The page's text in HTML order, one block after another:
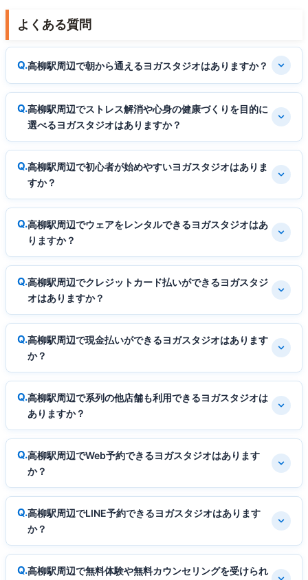
よくある質問
高柳駅周辺で朝から通えるヨガスタジオはありますか？
高柳駅周辺でストレス解消や心身の健康づくりを目的に
選べるヨガスタジオはありますか？
高柳駅周辺で初心者が始めやすいヨガスタジオはありま
すか？
高柳駅周辺でウェアをレンタルできるヨガスタジオはあ
りますか？
高柳駅周辺でクレジットカード払いができるヨガスタジ
オはありますか？
高柳駅周辺で現金払いができるヨガスタジオはあります
か？
高柳駅周辺で系列の他店舗も利用できるヨガスタジオは
ありますか？
高柳駅周辺でWeb予約できるヨガスタジオはあります
か？
高柳駅周辺でLINE予約できるヨガスタジオはあります
か？
高柳駅周辺で無料体験や無料カウンセリングを受けられ